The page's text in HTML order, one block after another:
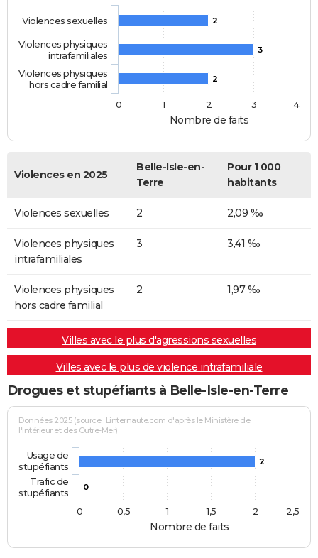
Nombre de faits
2
3
2
Violences sexuelles
Violences physiques
intrafamiliales
Violences physiques
hors cadre familial
0
1 2 3 4
Violences en 2025
Belle-Isle-en-
Terre
Pour 1 000
habitants
Violences sexuelles 2 2,09 ‰
Violences physiques
intrafamiliales
3 3,41 ‰
Violences physiques
hors cadre familial
2 1,97 ‰
Villes avec le plus d'agressions sexuelles
Villes avec le plus de violence intrafamiliale
Drogues et stupéfiants à Belle-Isle-en-Terre
Nombre de faits
Données 2025 (source : Linternaute.com d'après le Ministère de
l'Intérieur et des Outre-Mer)
2
0
Usage de
stupéfiants
Trafic de
stupéfiants
0
0,5 1 1,5 2 2,5